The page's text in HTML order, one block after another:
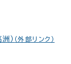
） （外部リンク）